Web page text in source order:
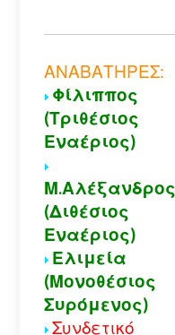
ΑΝΑΒΑΤΗΡΕΣ:
Φίλιππος
(Τριθέσιος
Εναέριος)
Μ.Αλέξανδρος
(Διθέσιος
Εναέριος)
Ελιμεία
(Μονοθέσιος
Συρόμενος)
Συνδετικό